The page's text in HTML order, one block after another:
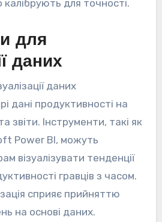
калібрують для точності.
для
даних
даних
дані продуктивності на
звіти. Інструменти, такі як
Power BI, можуть
візуалізувати тенденції
гравців з часом.
сприяє прийняттю
на основі даних.